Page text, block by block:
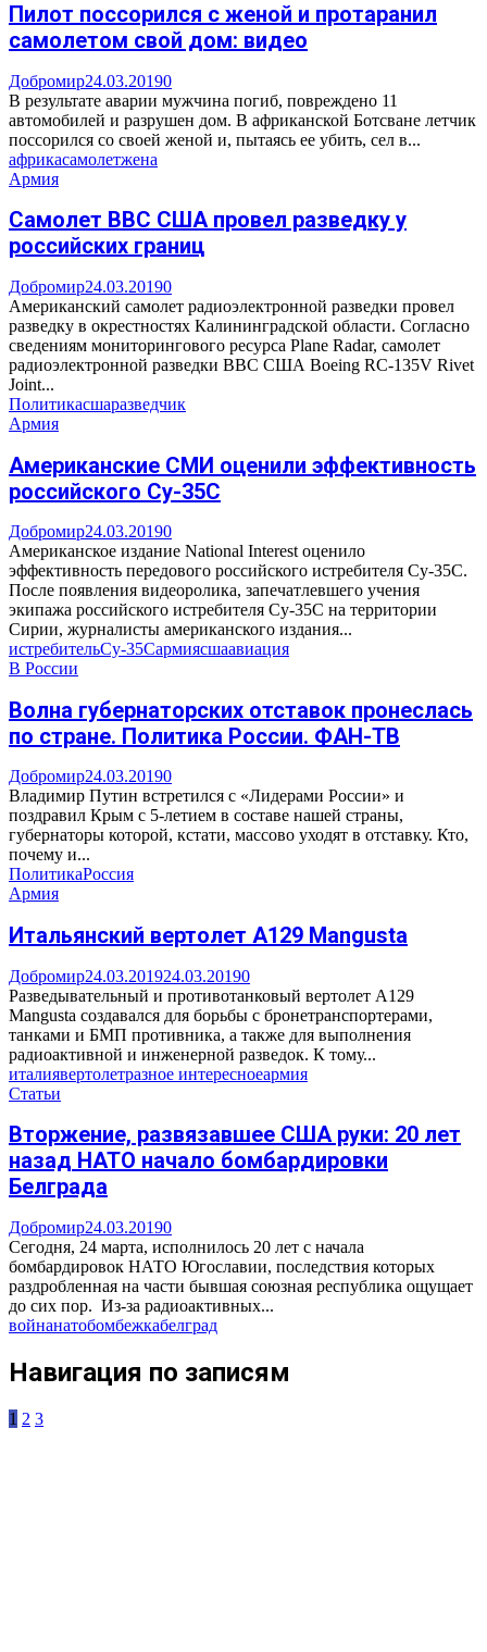
Пилот поссорился с женой и протаранил
самолетом свой дом: видео
Добромир24.03.20190
В результате аварии мужчина погиб, повреждено 11
автомобилей и разрушен дом. В африканской Ботсване летчик
поссорился со своей женой и, пытаясь ее убить, сел в...
африкасамолетжена
Армия
Самолет ВВС США провел разведку у
российских границ
Добромир24.03.20190
Американский самолет радиоэлектронной разведки провел
разведку в окрестностях Калининградской области. Согласно
сведениям мониторингового ресурса Plane Radar, самолет
радиоэлектронной разведки ВВС США Boeing RC-135V Rivet
Joint...
Политикасшаразведчик
Армия
Американские СМИ оценили эффективность
российского Су-35С
Добромир24.03.20190
Американское издание National Interest оценило
эффективность передового российского истребителя Су-35С.
После появления видеоролика, запечатлевшего учения
экипажа российского истребителя Су-35С на территории
Сирии, журналисты американского издания...
истребительСу-35Сармиясшаавиация
В России
Волна губернаторских отставок пронеслась
по стране. Политика России. ФАН-ТВ
Добромир24.03.20190
Владимир Путин встретился с «Лидерами России» и
поздравил Крым с 5-летием в составе нашей страны,
губернаторы которой, кстати, массово уходят в отставку. Кто,
почему и...
ПолитикаРоссия
Армия
Итальянский вертолет А129 Mangusta
Добромир24.03.201924.03.20190
Разведывательный и противотанковый вертолет А129
Mangusta создавался для борьбы с бронетранспортерами,
танками и БМП противника, а также для выполнения
радиоактивной и инженерной разведок. К тому...
италиявертолетразное интересноеармия
Статьи
Вторжение, развязавшее США руки: 20 лет
назад НАТО начало бомбардировки
Белграда
Добромир24.03.20190
Сегодня, 24 марта, исполнилось 20 лет с начала
бомбардировок НАТО Югославии, последствия которых
раздробленная на части бывшая союзная республика ощущает
до сих пор. Из-за радиоактивных...
войнанатобомбежкабелград
Навигация по записям
1 2 3